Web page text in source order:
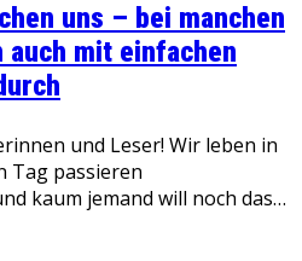
uns – bei manchen
mit einfachen
und Leser! Wir leben in
Tag passieren
kaum jemand will noch das…